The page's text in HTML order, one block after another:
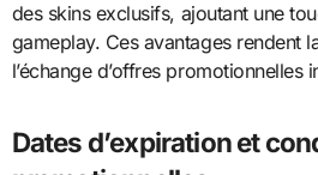
des skins exclusifs, ajoutant une
gameplay. Ces avantages rendent
l’échange d’offres promotionnelles
Dates d’expiration et